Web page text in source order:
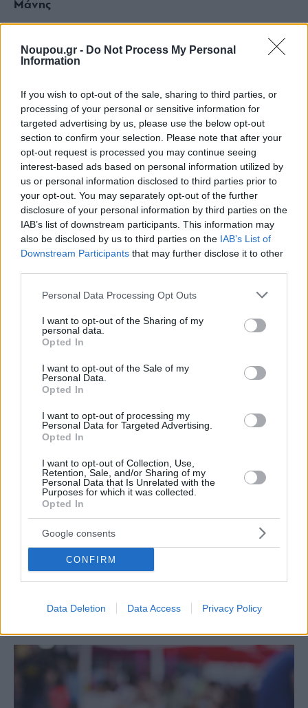
Noupou.gr - Do Not Process My Personal
Information
If you wish to opt-out of the sale, sharing to third parties, or
processing of your personal or sensitive information for
targeted advertising by us, please use the below opt-out
section to confirm your selection. Please note that after your
opt-out request is processed you may continue seeing
interest-based ads based on personal information utilized by
us or personal information disclosed to third parties prior to
your opt-out. You may separately opt-out of the further
disclosure of your personal information by third parties on the
IAB’s list of downstream participants. This information may
also be disclosed by us to third parties on the IAB’s List of
Downstream Participants that may further disclose it to other
Please note that this website/app uses one or more Google
not limited to your visit or usage behaviour. You may click to
grant or deny consent to Google and its third-party tags to
use your data for below specified purposes in below Google
consent section.
Personal Data Processing Opt Outs
I want to opt-out of the Sharing of my
personal data.
Opted In
I want to opt-out of the Sale of my
Personal Data.
Opted In
I want to opt-out of processing my
Personal Data for Targeted Advertising.
Opted In
I want to opt-out of Collection, Use,
Retention, Sale, and/or Sharing of my
Personal Data that Is Unrelated with the
Purposes for which it was collected.
Opted In
Google consents
CONFIRM
Data Deletion Data Access Privacy Policy
Μάνης
ΣΝΑΚ
Το club sandwich κάνει comeback – Τα 12
ΤΥΡΟΠΙΤΑ
#NouPouChoice: Τυρόπιτα στο Μουζίλο